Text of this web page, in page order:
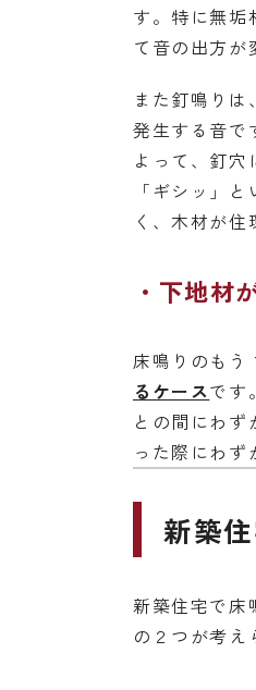
す。特に無垢
て音の出方が
また釘鳴り
発生する音で
よって、釘穴
「ギシッ」
く、木材が
下地材
床鳴りのもう
るケースです
との間にわ
った際にわず
新築
新築住宅で
の２つが考え